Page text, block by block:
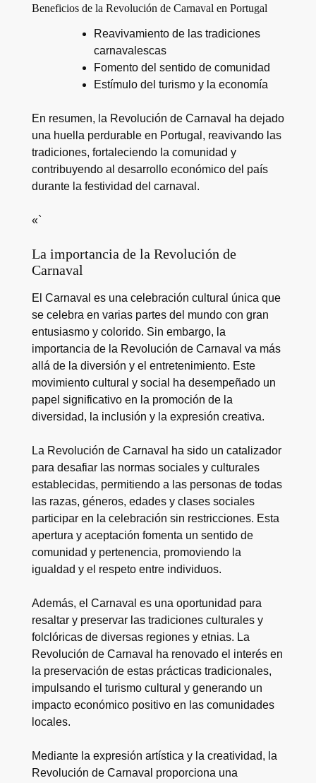
Beneficios de la Revolución de Carnaval en Portugal
Reavivamiento de las tradiciones
carnavalescas
Fomento del sentido de comunidad
Estímulo del turismo y la economía
En resumen, la Revolución de Carnaval ha dejado
una huella perdurable en Portugal, reavivando las
tradiciones, fortaleciendo la comunidad y
contribuyendo al desarrollo económico del país
durante la festividad del carnaval.
«`
La importancia de la Revolución de
Carnaval
El Carnaval es una celebración cultural única que
se celebra en varias partes del mundo con gran
entusiasmo y colorido. Sin embargo, la
importancia de la Revolución de Carnaval va más
allá de la diversión y el entretenimiento. Este
movimiento cultural y social ha desempeñado un
papel significativo en la promoción de la
diversidad, la inclusión y la expresión creativa.
La Revolución de Carnaval ha sido un catalizador
para desafiar las normas sociales y culturales
establecidas, permitiendo a las personas de todas
las razas, géneros, edades y clases sociales
participar en la celebración sin restricciones. Esta
apertura y aceptación fomenta un sentido de
comunidad y pertenencia, promoviendo la
igualdad y el respeto entre individuos.
Además, el Carnaval es una oportunidad para
resaltar y preservar las tradiciones culturales y
folclóricas de diversas regiones y etnias. La
Revolución de Carnaval ha renovado el interés en
la preservación de estas prácticas tradicionales,
impulsando el turismo cultural y generando un
impacto económico positivo en las comunidades
locales.
Mediante la expresión artística y la creatividad, la
Revolución de Carnaval proporciona una